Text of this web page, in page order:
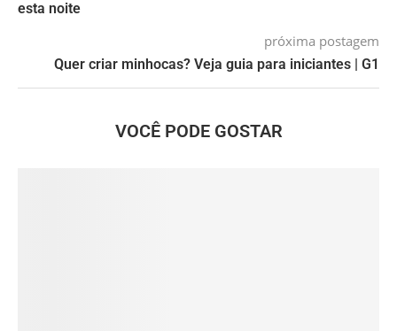
esta noite
próxima postagem
Quer criar minhocas? Veja guia para iniciantes | G1
VOCÊ PODE GOSTAR